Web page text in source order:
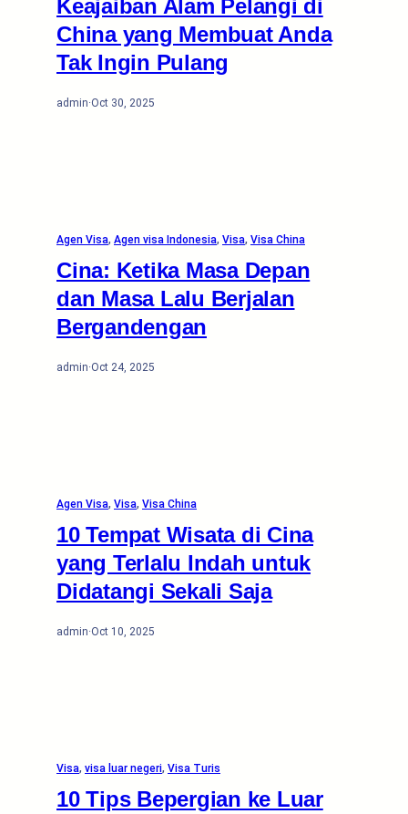
Keajaiban Alam Pelangi di
China yang Membuat Anda
Tak Ingin Pulang
admin·Oct 30, 2025
Agen Visa, Agen visa Indonesia, Visa, Visa China
Cina: Ketika Masa Depan
dan Masa Lalu Berjalan
Bergandengan
admin·Oct 24, 2025
Agen Visa, Visa, Visa China
10 Tempat Wisata di Cina
yang Terlalu Indah untuk
Didatangi Sekali Saja
admin·Oct 10, 2025
Visa, visa luar negeri, Visa Turis
10 Tips Bepergian ke Luar